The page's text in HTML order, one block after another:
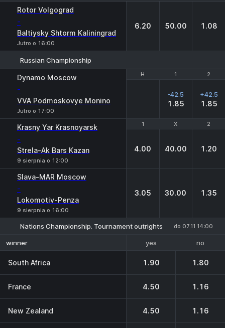
Rotor Volgograd
-
Baltiysky Shtorm Kaliningrad
Jutro o 16:00
6.20 50.00 1.08
Russian Championship
H 1 2
Dynamo Moscow
-
VVA Podmoskovye Monino
Jutro o 17:00
H 1 2
-42.5
1.85
+42.5
1.85
1 X 2
Krasny Yar Krasnoyarsk
-
Strela-Ak Bars Kazan
9 sierpnia o 12:00
1 X 2
4.00 40.00 1.20
Slava-MAR Moscow
-
Lokomotiv-Penza
9 sierpnia o 16:00
3.05 30.00 1.35
Nations Championship. Tournament outrights do 07.11 14:00
winner yes no
South Africa 1.90 1.80
France 4.50 1.16
New Zealand 4.50 1.16